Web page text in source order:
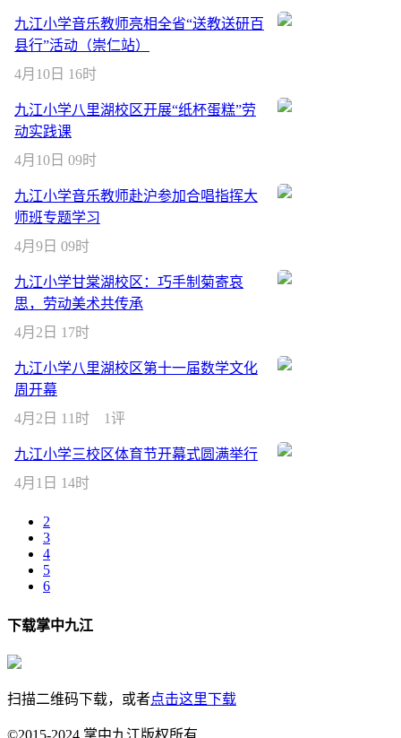
九江小学音乐教师亮相全省“送教送研百
县行”活动（崇仁站）
4月10日 16时
九江小学八里湖校区开展“纸杯蛋糕”劳
动实践课
4月10日 09时
九江小学音乐教师赴沪参加合唱指挥大
师班专题学习
4月9日 09时
九江小学甘棠湖校区：巧手制菊寄哀
思，劳动美术共传承
4月2日 17时
九江小学八里湖校区第十一届数学文化
周开幕
4月2日 11时
1评
九江小学三校区体育节开幕式圆满举行
4月1日 14时
2
3
4
5
6
下载掌中九江
扫描二维码下载，或者点击这里下载
©2015-2024 掌中九江版权所有